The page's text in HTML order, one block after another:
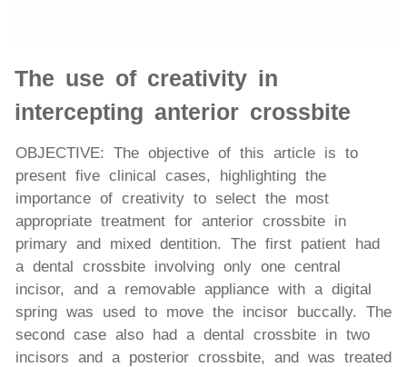
The use of creativity in
intercepting anterior crossbite
OBJECTIVE: The objective of this article is to
present five clinical cases, highlighting the
importance of creativity to select the most
appropriate treatment for anterior crossbite in
primary and mixed dentition. The first patient had
a dental crossbite involving only one central
incisor, and a removable appliance with a digital
spring was used to move the incisor buccally. The
second case also had a dental crossbite in two
incisors and a posterior crossbite, and was treated